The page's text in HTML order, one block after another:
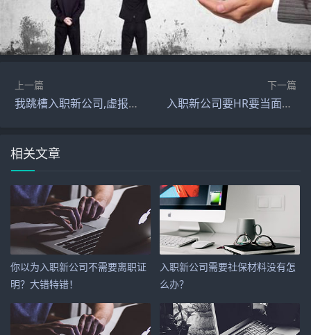
上一篇
我跳槽入职新公司,虚报了工资,HR要银行流水如何是好呢?
下一篇
入职新公司要HR要当面看个税怎么办？
相关文章
你以为入职新公司不需要离职证
明？大错特错！
入职新公司需要社保材料没有怎
么办？